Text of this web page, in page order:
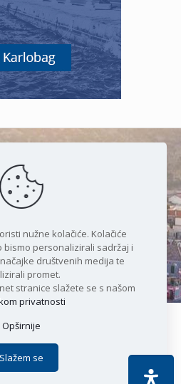
kristalnog mora i
Karlobag | Sva prava pridržana |
privatnosti
Apoc IT
nužne kolačiće. Kolačiće
personalizirali sadržaj i
društvenih medija te
promet.
stranice slažete se s našom
privatnosti
Opširnije
Slažem se